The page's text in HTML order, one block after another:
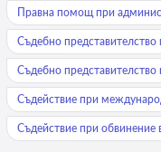
Правна помощ при
Съдебно представителство
Съдебно
Съдействие при
Съдействие при обвинение